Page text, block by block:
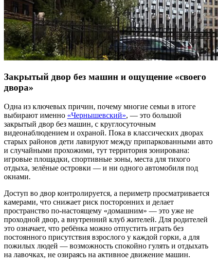
Закрытый двор без машин и ощущение «своего
двора»
Одна из ключевых причин, почему многие семьи в итоге
выбирают именно «Чернышевский», — это большой
закрытый двор без машин, с круглосуточным
видеонаблюдением и охраной. Пока в классических дворах
старых районов дети лавируют между припаркованными авто
и случайными прохожими, тут территория зонирована:
игровые площадки, спортивные зоны, места для тихого
отдыха, зелёные островки — и ни одного автомобиля под
окнами.
Доступ во двор контролируется, а периметр просматривается
камерами, что снижает риск посторонних и делает
пространство по-настоящему «домашним» — это уже не
проходной двор, а внутренний клуб жителей. Для родителей
это означает, что ребёнка можно отпустить играть без
постоянного присутствия взрослого у каждой горки, а для
пожилых людей — возможность спокойно гулять и отдыхать
на лавочках, не озираясь на активное движение машин.